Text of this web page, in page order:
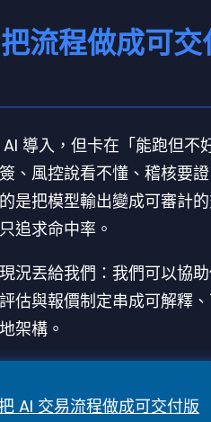
流程做成可交
導入，但卡在「能跑但不
、風控說看不懂、稽核要證
是把模型輸出變成可審計
追求命中率。
況丟給我們：我們可以協
估與報價制定串成可解釋
架構。
AI 交易流程做成可交付版